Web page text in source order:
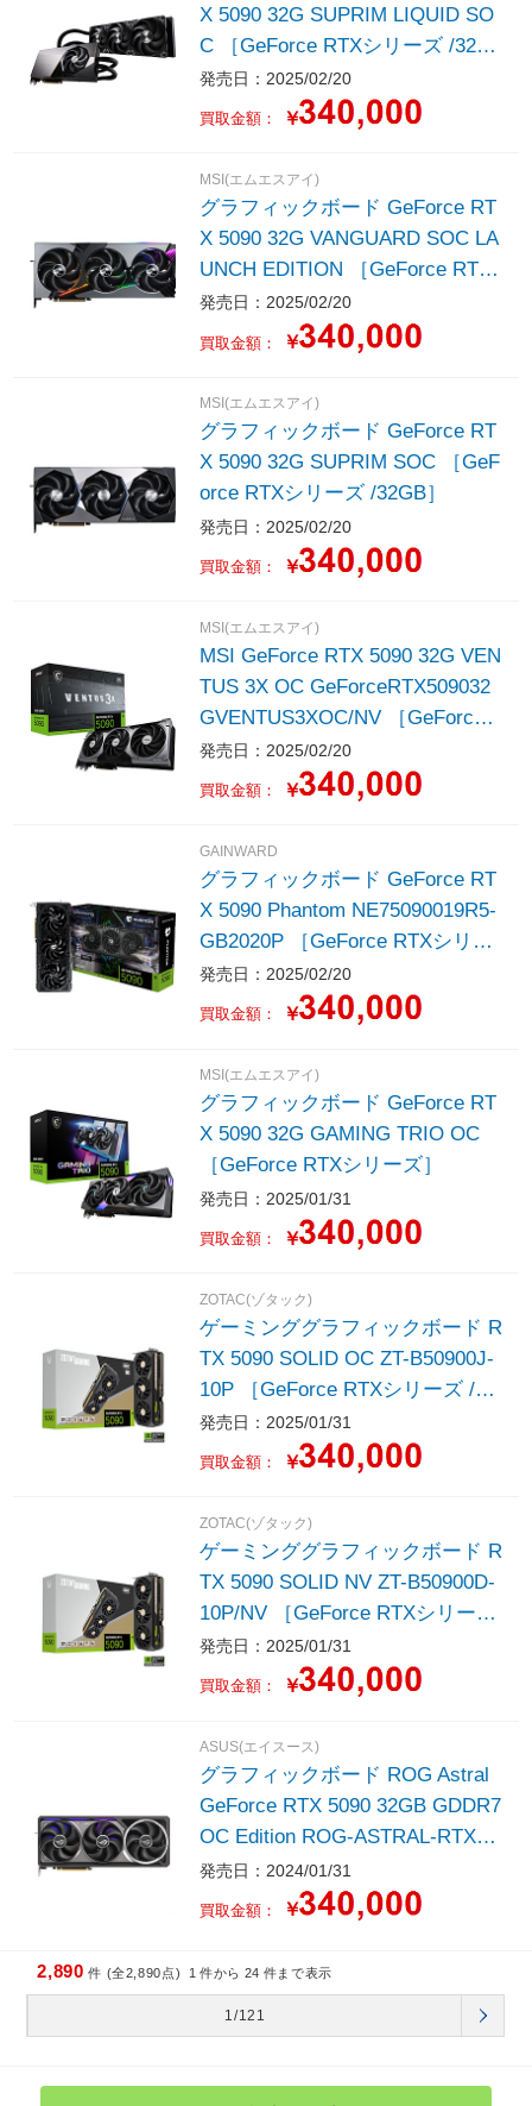
X 5090 32G SUPRIM LIQUID SO
C ［GeForce RTXシリーズ /32G
B］
発売日：2025/02/20
買取金額： ￥
MSI(エムエスアイ)
グラフィックボード GeForce RT
X 5090 32G VANGUARD SOC LA
UNCH EDITION ［GeForce RTX
シリーズ /32GB］
発売日：2025/02/20
買取金額： ￥
MSI(エムエスアイ)
グラフィックボード GeForce RT
X 5090 32G SUPRIM SOC ［GeF
orce RTXシリーズ /32GB］
発売日：2025/02/20
買取金額： ￥
MSI(エムエスアイ)
MSI GeForce RTX 5090 32G VEN
TUS 3X OC GeForceRTX509032
GVENTUS3XOC/NV ［GeForce
RTXシリーズ］
発売日：2025/02/20
買取金額： ￥
GAINWARD
グラフィックボード GeForce RT
X 5090 Phantom NE75090019R5-
GB2020P ［GeForce RTXシリー
ズ /32GB］
発売日：2025/02/20
買取金額： ￥
MSI(エムエスアイ)
グラフィックボード GeForce RT
X 5090 32G GAMING TRIO OC
［GeForce RTXシリーズ］
発売日：2025/01/31
買取金額： ￥
ZOTAC(ゾタック)
ゲーミンググラフィックボード R
TX 5090 SOLID OC ZT-B50900J-
10P ［GeForce RTXシリーズ /32
GB］
発売日：2025/01/31
買取金額： ￥
ZOTAC(ゾタック)
ゲーミンググラフィックボード R
TX 5090 SOLID NV ZT-B50900D-
10P/NV ［GeForce RTXシリー
ズ］
発売日：2025/01/31
買取金額： ￥
ASUS(エイスース)
グラフィックボード ROG Astral
GeForce RTX 5090 32GB GDDR7
OC Edition ROG-ASTRAL-RTX50
90-O32G-G ［GeForce RTXシリ
ーズ /32GB］
発売日：2024/01/31
買取金額： ￥
2,890 件 (全2,890点) 1 件から 24 件まで表示
1/121